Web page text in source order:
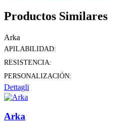
Productos Similares
Arka
APILABILIDAD:
RESISTENCIA:
PERSONALIZACIÓN:
Dettagli
Arka